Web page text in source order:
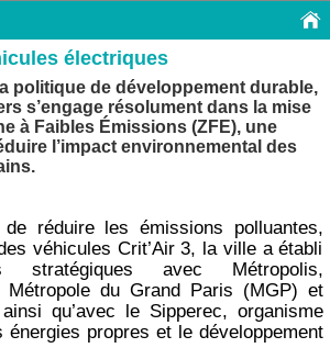
électriques
politique de développement durable,
s’engage résolument dans la mise
à Faibles Émissions (ZFE), une
l’impact environnemental des
de réduire les émissions polluantes,
véhicules Crit’Air 3, la ville a établi
stratégiques avec Métropolis,
Métropole du Grand Paris (MGP) et
qu’avec le Sipperec, organisme
énergies propres et le développement